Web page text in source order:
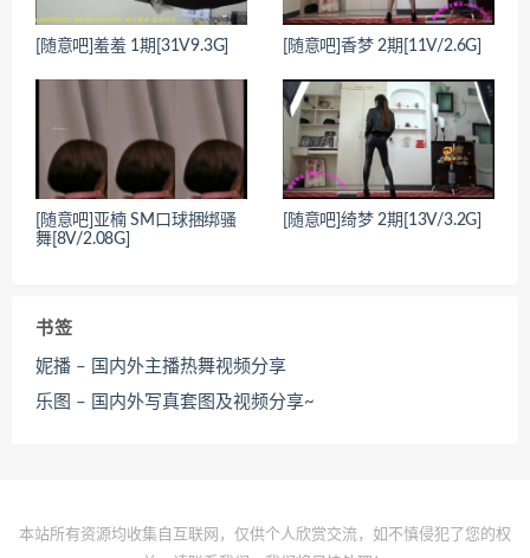
[随意吧]羞羞 1期[31V9.3G] [随意吧]香梦 2期[11V/2.6G]
[随意吧]亚楠 SM口球捆绑骚
舞[8V/2.08G]
[随意吧]绮梦 2期[13V/3.2G]
书签
妮播 – 国内外主播热舞视频分享
乐图 – 国内外写真套图及视频分享~
本站所有资源均收集自互联网，仅供个人欣赏交流，如不慎侵犯了您的权